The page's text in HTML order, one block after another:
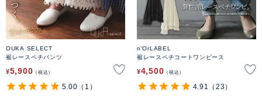
OUKA SELECT
裾レースペチパンツ
¥5,900 税込
5.00 （1）
n'OrLABEL
裾レースペチコートワンピース
¥4,500 税込
4.91 （23）